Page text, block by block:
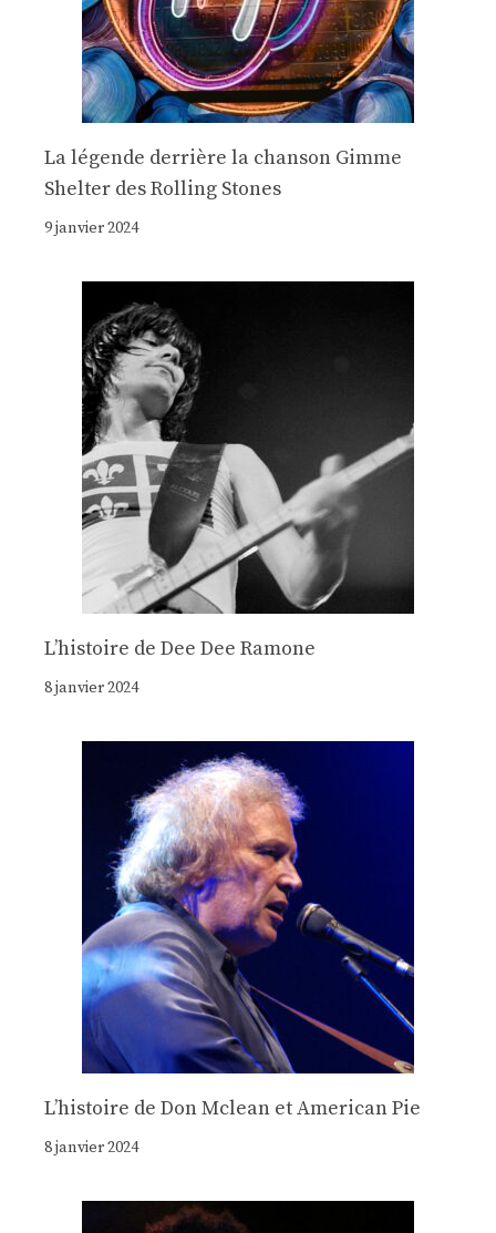
La légende derrière la chanson Gimme
Shelter des Rolling Stones
9 janvier 2024
Lʼhistoire de Dee Dee Ramone
8 janvier 2024
Lʼhistoire de Don Mclean et American Pie
8 janvier 2024